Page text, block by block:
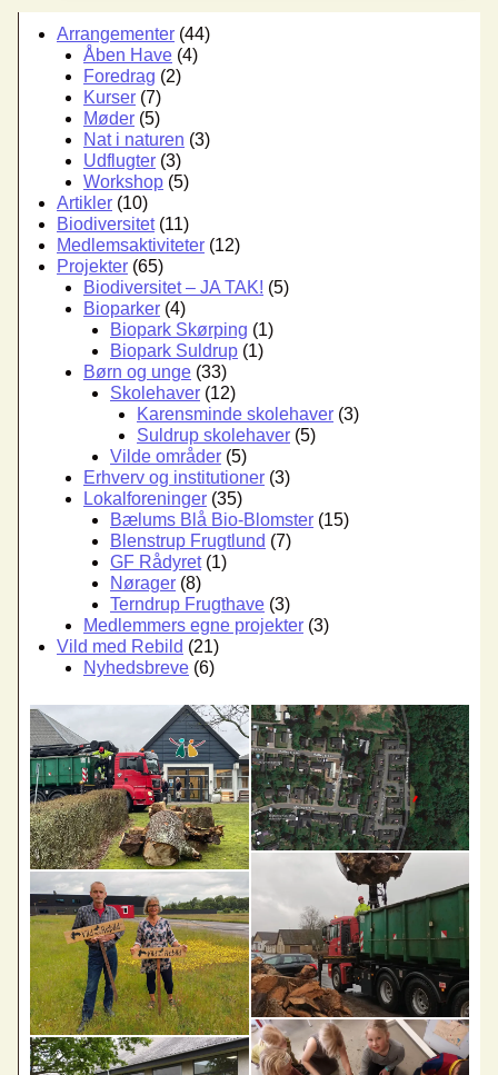
tilbage
Arrangementer (44)
Åben Have (4)
Foredrag (2)
Kurser (7)
Møder (5)
Nat i naturen (3)
Udflugter (3)
Workshop (5)
Artikler (10)
Biodiversitet(11)
Medlemsaktiviteter (12)
Projekter (65)
Biodiversitet – JA TAK! (5)
Bioparker (4)
Biopark Skørping (1)
Biopark Suldrup (1)
Børn og unge (33)
Skolehaver (12)
Karensminde skolehaver (3)
Suldrup skolehaver (5)
Vilde områder (5)
Erhverv og institutioner (3)
Lokalforeninger (35)
Bælums Blå Bio-Blomster (15)
Blenstrup Frugtlund (7)
GF Rådyret(1)
Nørager (8)
Terndrup Frugthave (3)
Medlemmers egne projekter (3)
Vild med Rebild (21)
Nyhedsbreve (6)